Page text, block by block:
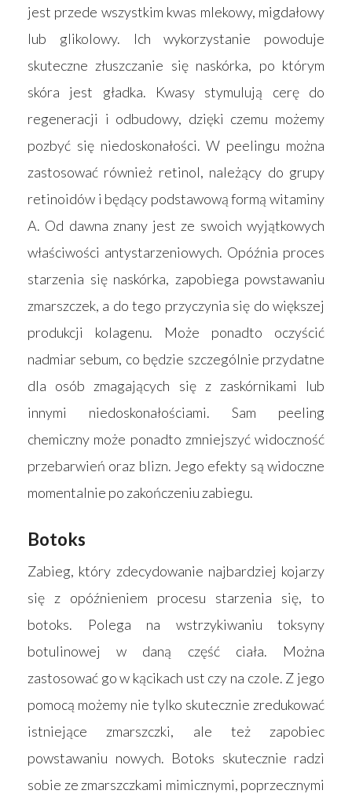
jest przede wszystkim kwas mlekowy, migdałowy
lub glikolowy. Ich wykorzystanie powoduje
skuteczne złuszczanie się naskórka, po którym
skóra jest gładka. Kwasy stymulują cerę do
regeneracji i odbudowy, dzięki czemu możemy
pozbyć się niedoskonałości. W peelingu można
zastosować również retinol, należący do grupy
retinoidów i będący podstawową formą witaminy
A. Od dawna znany jest ze swoich wyjątkowych
właściwości antystarzeniowych. Opóźnia proces
starzenia się naskórka, zapobiega powstawaniu
zmarszczek, a do tego przyczynia się do większej
produkcji kolagenu. Może ponadto oczyścić
nadmiar sebum, co będzie szczególnie przydatne
dla osób zmagających się z zaskórnikami lub
innymi niedoskonałościami. Sam peeling
chemiczny może ponadto zmniejszyć widoczność
przebarwień oraz blizn. Jego efekty są widoczne
momentalnie po zakończeniu zabiegu.
Botoks
Zabieg, który zdecydowanie najbardziej kojarzy
się z opóźnieniem procesu starzenia się, to
botoks. Polega na wstrzykiwaniu toksyny
botulinowej w daną część ciała. Można
zastosować go w kącikach ust czy na czole. Z jego
pomocą możemy nie tylko skutecznie zredukować
istniejące zmarszczki, ale też zapobiec
powstawaniu nowych. Botoks skutecznie radzi
sobie ze zmarszczkami mimicznymi, poprzecznymi